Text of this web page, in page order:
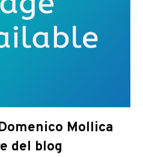
Mollica
del blog